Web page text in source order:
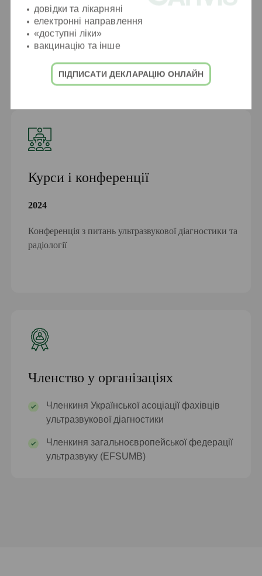
Дніпропетровська державна медична академія,
спеціалізація «Педіатрія»
2024
Спеціалізація з ультразвукової діагностики
Курси і конференції
2024
Конференція з питань ультразвукової діагностики та
радіології
Членство у організаціях
Членкиня Української асоціації фахівців
ультразвукової діагностики
Членкиня загальноєвропейської федерації
ультразвуку (EFSUMB)
довідки та лікарняні
електронні направлення
«доступні ліки»
вакцинацію та інше
ПІДПИСАТИ ДЕКЛАРАЦІЮ ОНЛАЙН